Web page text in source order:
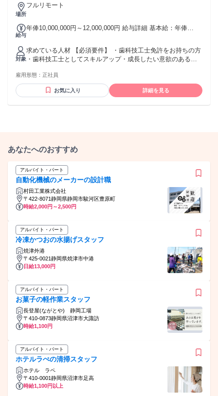
の浅い方でも、院長が優しく丁寧に指導します。外部のセミ
にはない、ここで働く魅力✨＞ →なんといっても院長とスタ
ベートのことも気軽に相談できる、温かい雰囲気の職場で
す。あなたもすぐに馴染めるはずですよ。 【こんな方におす
時間勤務や半日勤務OKの職場で働きたい ◆扶養控除内で働き
たい ◆土日祝休みで家庭や自分の時間を大切に働きたい ◆子
どもの熱など、急なお休みに対応してもらえる職場で働きた
場所
フルリモート
給与
年俸10,000,000円～12,000,000円 給与詳細 基本給：年俸
一律で支払われる通勤・皆勤・家族手当金額：あり 全員に一
律で支払われるその他手当金額：あり ■別途手当 ・歩合給あ
り（保険20%、自費25%） ・住宅手当2万円（賃貸で世帯主の
場合／交通費との選択制） ・引越手当（不動産仲介手数料無
終了後の給与変動はナシ。 給与は働き方、勤務形態、経験・
スキル等により決定いたします。 固定残業時間を超過した場
合は、別途法定通り支給。 給与額により、固定残業手当の金
対象
求めている人材 【必須要件】 ・歯科技工士免許をお持ちの方
・歯科技工士としてスキルアップ・成長したい意欲のある方
い方 【歓迎要件】 ・マウスピース矯正、または一般歯科治療
に関する臨床経験をお持ちの方 ・医療広告、オンライン診療
に関する知識・興味のある方 ・副業・業務委託など柔軟な働
雇用形態： 正社員
お気に入り 詳細を見る
あなたへのおすすめ
アルバイト・パート
自動化機械のメーカーの設計職
村田工業株式会社
〒422-8071静岡県静岡市駿河区豊原町
時給2,000円～2,500円
アルバイト・パート
冷凍かつおの水揚げスタッフ
焼津外港
〒425-0021静岡県焼津市中港
日給13,000円
アルバイト・パート
お菓子の軽作業スタッフ
長登屋(ながとや) 静岡工場
〒410-0873静岡県沼津市大諏訪
時給1,100円
アルバイト・パート
ホテルラぺの清掃スタッフ
ホテル ラペ
〒410-0001静岡県沼津市足高
時給1,100円以上